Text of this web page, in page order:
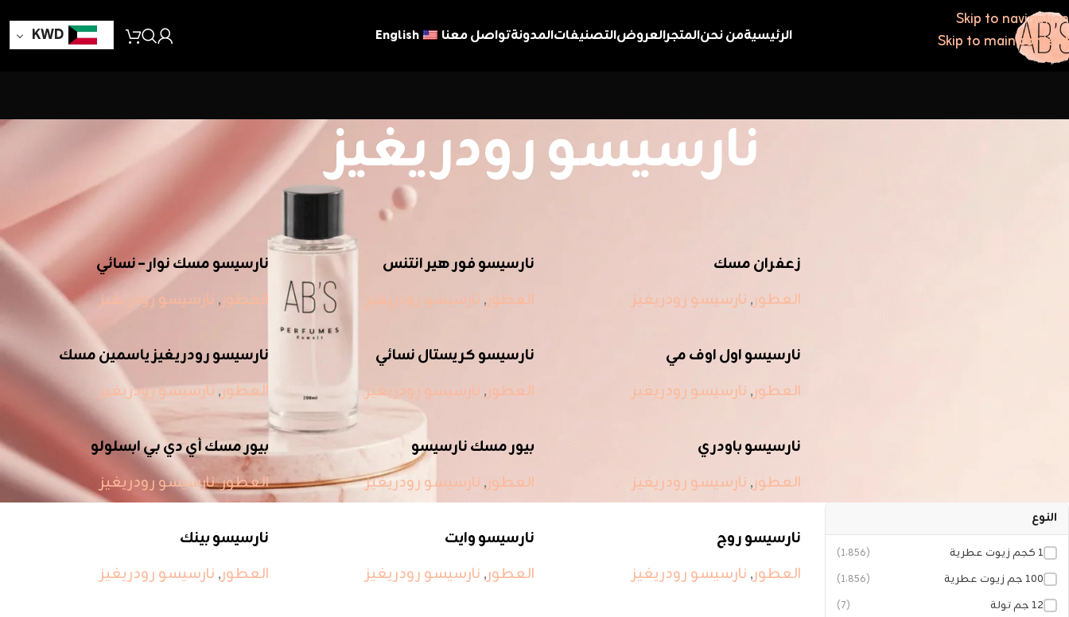
Skip to navigation
Skip to main content
الرئيسيةمن نحنالمتجرالعروضالتصنيفاتالمدونةتواصل معنا English
KWD
نارسيسو رودريغيز
النوع
١ كجم زيوت عطرية (1٬856)
١٠٠ جم زيوت عطرية (1٬856)
١٢ جم تولة (7)
عرض 9
12
18
24
زعفران مسك
العطور, نارسيسو رودريغيز
نارسيسو فور هير انتنس
العطور, نارسيسو رودريغيز
نارسيسو مسك نوار – نسائي
العطور, نارسيسو رودريغيز
نارسيسو اول اوف مي
العطور, نارسيسو رودريغيز
نارسيسو كريستال نسائي
العطور, نارسيسو رودريغيز
نارسيسو رودريغيز ياسمين مسك
العطور, نارسيسو رودريغيز
نارسيسو باودري
العطور, نارسيسو رودريغيز
بيور مسك نارسيسو
العطور, نارسيسو رودريغيز
بيور مسك أي دي بي ابسلولو
العطور,نارسيسو رودريغيز
نارسيسو روج
العطور, نارسيسو رودريغيز
نارسيسو وايت
العطور, نارسيسو رودريغيز
نارسيسو بينك
العطور, نارسيسو رودريغيز